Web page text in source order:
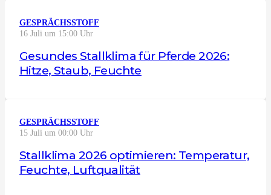
GESPRÄCHSSTOFF
16 Juli um 15:00 Uhr
Gesundes Stallklima für Pferde 2026:
Hitze, Staub, Feuchte
GESPRÄCHSSTOFF
15 Juli um 00:00 Uhr
Stallklima 2026 optimieren: Temperatur,
Feuchte, Luftqualität